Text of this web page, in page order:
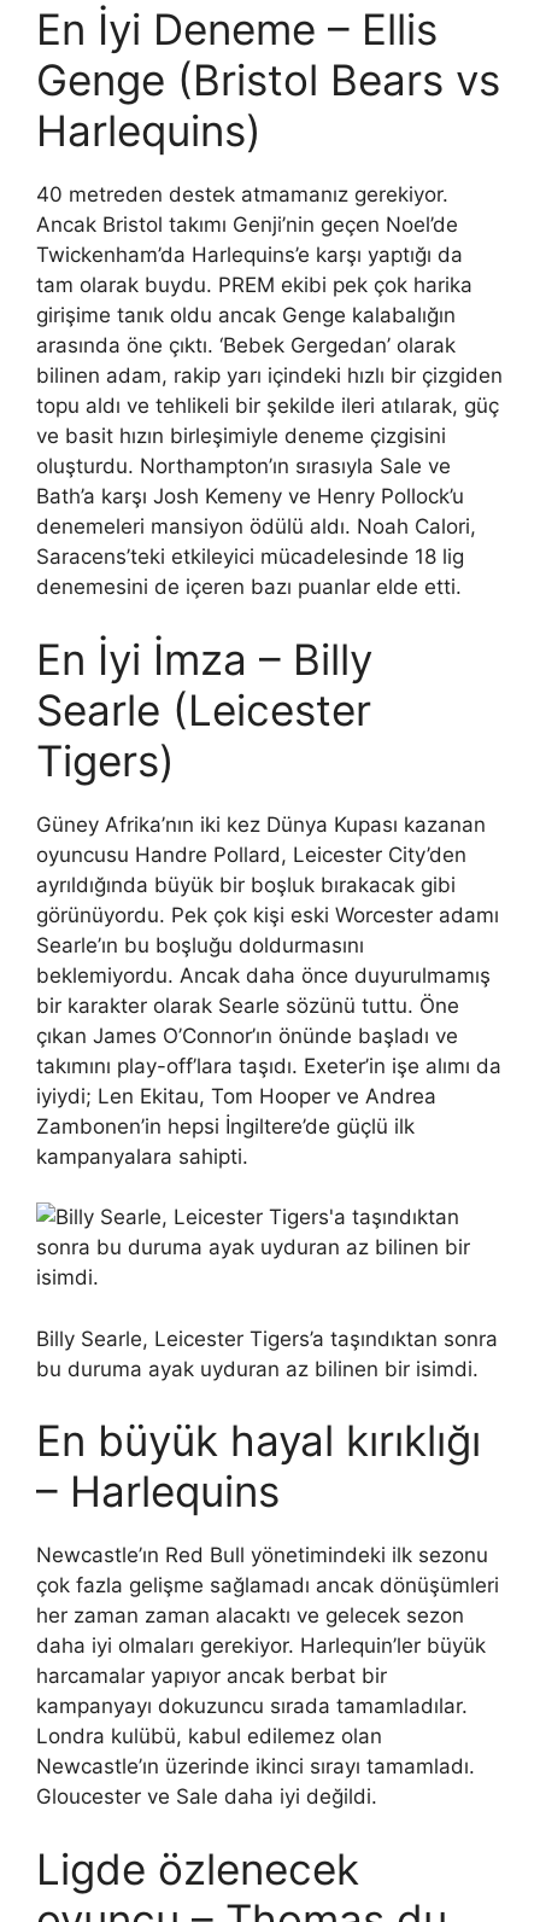
En İyi Deneme – Ellis
Genge (Bristol Bears vs
Harlequins)
40 metreden destek atmamanız gerekiyor.
Ancak Bristol takımı Genji’nin geçen Noel’de
Twickenham’da Harlequins’e karşı yaptığı da
tam olarak buydu. PREM ekibi pek çok harika
girişime tanık oldu ancak Genge kalabalığın
arasında öne çıktı. ‘Bebek Gergedan’ olarak
bilinen adam, rakip yarı içindeki hızlı bir çizgiden
topu aldı ve tehlikeli bir şekilde ileri atılarak, güç
ve basit hızın birleşimiyle deneme çizgisini
oluşturdu. Northampton’ın sırasıyla Sale ve
Bath’a karşı Josh Kemeny ve Henry Pollock’u
denemeleri mansiyon ödülü aldı. Noah Calori,
Saracens’teki etkileyici mücadelesinde 18 lig
denemesini de içeren bazı puanlar elde etti.
En İyi İmza – Billy
Searle (Leicester
Tigers)
Güney Afrika’nın iki kez Dünya Kupası kazanan
oyuncusu Handre Pollard, Leicester City’den
ayrıldığında büyük bir boşluk bırakacak gibi
görünüyordu. Pek çok kişi eski Worcester adamı
Searle’ın bu boşluğu doldurmasını
beklemiyordu. Ancak daha önce duyurulmamış
bir karakter olarak Searle sözünü tuttu. Öne
çıkan James O’Connor’ın önünde başladı ve
takımını play-off’lara taşıdı. Exeter’in işe alımı da
iyiydi; Len Ekitau, Tom Hooper ve Andrea
Zambonen’in hepsi İngiltere’de güçlü ilk
kampanyalara sahipti.
Billy Searle, Leicester Tigers’a taşındıktan sonra
bu duruma ayak uyduran az bilinen bir isimdi.
En büyük hayal kırıklığı
– Harlequins
Newcastle’ın Red Bull yönetimindeki ilk sezonu
çok fazla gelişme sağlamadı ancak dönüşümleri
her zaman zaman alacaktı ve gelecek sezon
daha iyi olmaları gerekiyor. Harlequin’ler büyük
harcamalar yapıyor ancak berbat bir
kampanyayı dokuzuncu sırada tamamladılar.
Londra kulübü, kabul edilemez olan
Newcastle’ın üzerinde ikinci sırayı tamamladı.
Gloucester ve Sale daha iyi değildi.
Ligde özlenecek